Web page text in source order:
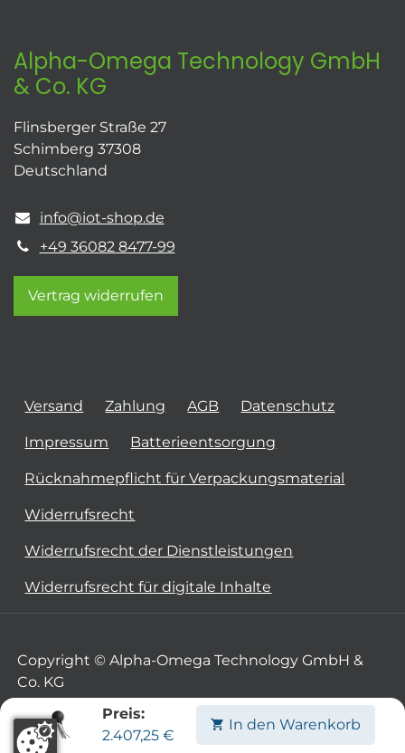
Preis:
2.407,25 €
In den Warenkorb
Alpha-Omega Technology GmbH
& Co. KG
Flinsberger Straße 27
Schimberg 37308
Deutschland
info@iot-shop.de
+49 36082 8477-99
Vertrag widerrufen
Versand Zahlung AGB Datenschutz
Impressum Batterieentsorgung
Rücknahmepflicht für Verpackungsmaterial
Widerrufsrecht
Widerrufsrecht der Dienstleistungen
Widerrufsrecht für digitale Inhalte
Copyright © Alpha-Omega Technology GmbH &
Co. KG